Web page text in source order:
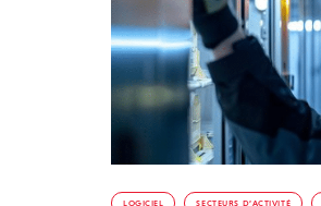
LOGICIEL SECTEURS D’ACTIVITÉ